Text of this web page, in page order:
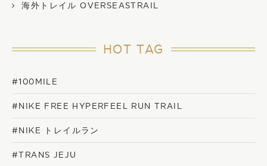
海外トレイル OVERSEASTRAIL
HOT TAG
#100MILE
#NIKE FREE HYPERFEEL RUN TRAIL
#NIKE トレイルラン
#TRANS JEJU